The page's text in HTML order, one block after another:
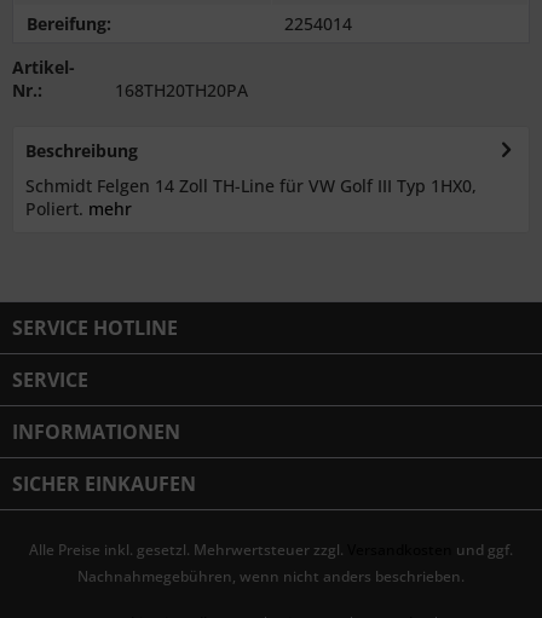
Bereifung:
2254014
Artikel-
Nr.:
168TH20TH20PA
Beschreibung
Schmidt Felgen 14 Zoll TH-Line für VW Golf III Typ 1HX0,
Poliert. mehr
SERVICE HOTLINE
SERVICE
INFORMATIONEN
SICHER EINKAUFEN
Alle Preise inkl. gesetzl. Mehrwertsteuer zzgl.
und ggf.
Nachnahmegebühren, wenn nicht anders beschrieben.